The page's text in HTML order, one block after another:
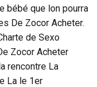
bébé que lon pourra
De Zocor Acheter.
de Sexo
Zocor Acheter
rencontre La
La le 1er